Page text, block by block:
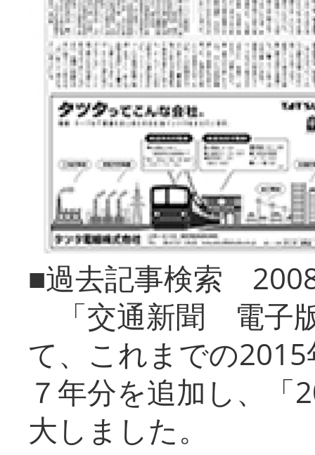
■過去記事検索
「交通新聞 電子
て、これまでの
７年分を追加し、「
大しまし